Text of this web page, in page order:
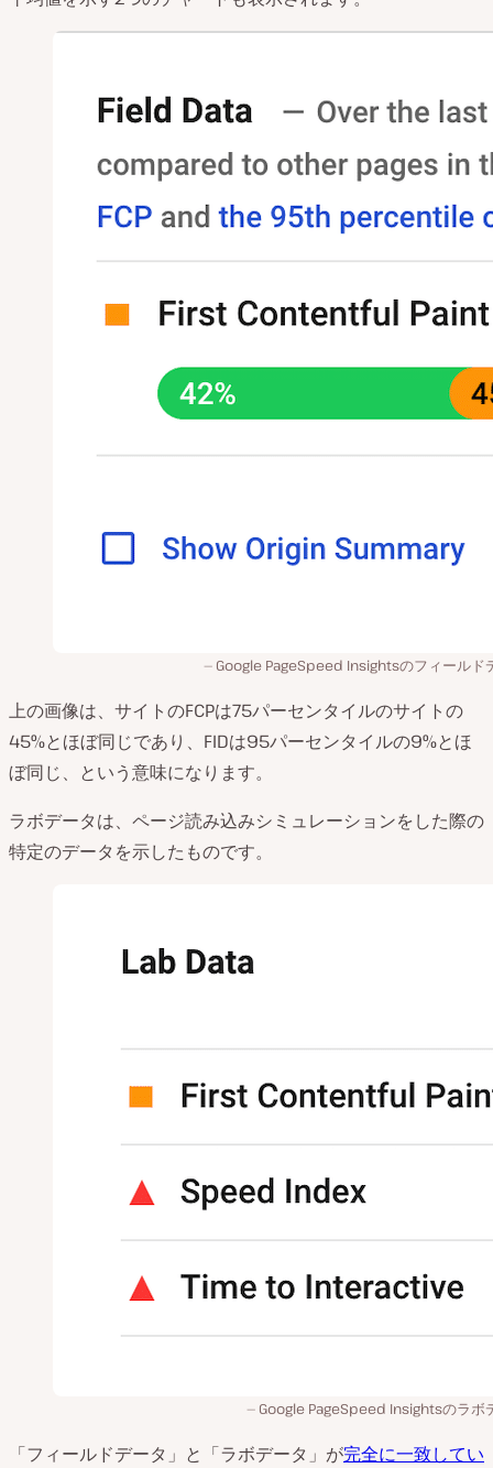
Google PageSpeed Insightsのフィールド
上の画像は、サイトのFCPは75パーセンタイルのサイトの
45%とほぼ同じであり、FIDは95パーセンタイルの9%とほ
ぼ同じ、という意味になります。
ラボデータは、ページ読み込みシミュレーションをした際の
特定のデータを示したものです。
Google PageSpeed Insightsのラボ
「フィールドデータ」と「ラボデータ」が完全に一致してい